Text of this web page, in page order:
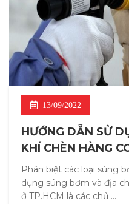
13/09/2022
HƯỚNG DẪN SỬ
KHÍ CHÈN HÀNG
Phân biệt các loại súng
dụng súng bơm và địa
ở TP.HCM là các chủ ...